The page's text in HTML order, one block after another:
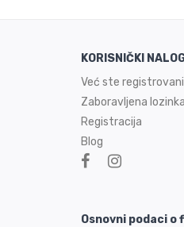
KORISNIČKI
Već ste
Zaboravljena lozinka
Registracija
Blog
Osnovni podaci o